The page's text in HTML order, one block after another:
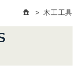
木工工具